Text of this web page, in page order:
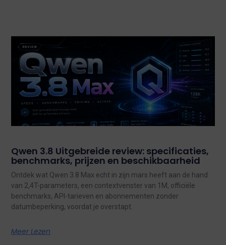
Qwen 3.8 Uitgebreide review: specificaties,
benchmarks, prijzen en beschikbaarheid
Ontdek wat Qwen 3.8 Max echt in zijn mars heeft aan de hand
van 2,4T-parameters, een contextvenster van 1M, officiële
benchmarks, API-tarieven en abonnementen zonder
datumbeperking, voordat je overstapt.
Meer Lezen